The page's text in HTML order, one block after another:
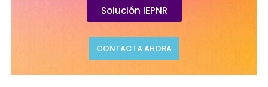
Solución IEPNR
CONTACTA AHORA